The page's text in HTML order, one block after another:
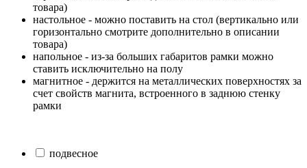
товара)
настольное - можно поставить на стол (вертикально или
горизонтально смотрите дополнительно в описании
товара)
напольное - из-за больших габаритов рамки можно
ставить исключительно на полу
магнитное - держится на металлических поверхностях за
счет свойств магнита, встроенного в заднюю стенку
рамки
подвесное